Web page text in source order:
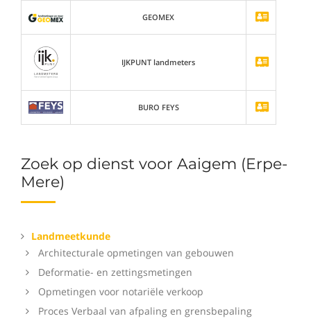
Zoek op dienst voor Aaigem (Erpe-
Mere)
Landmeetkunde
Architecturale opmetingen van gebouwen
Deformatie- en zettingsmetingen
Opmetingen voor notariële verkoop
Proces Verbaal van afpaling en grensbepaling
GEOMEX
IJKPUNT landmeters
BURO FEYS